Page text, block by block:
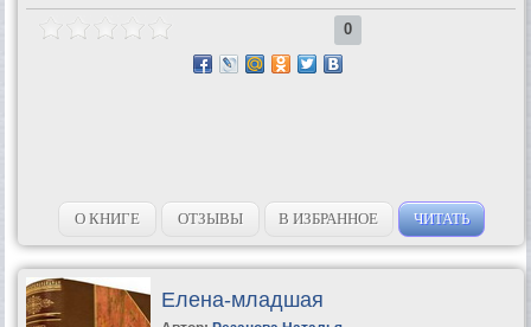
0
О КНИГЕ ОТЗЫВЫ В ИЗБРАННОЕ ЧИТАТЬ
Елена-младшая